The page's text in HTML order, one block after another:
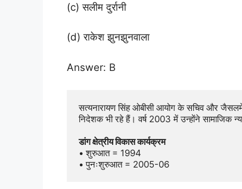
(c) सलीम दुर्रानी
(d) राकेश झुनझुनवाला
Answer: B
सत्यनारायण सिंह ओबीसी आयोग के सचिव और
निदेशक भी रहे हैं। वर्ष 2003 में उन्होंने सामाजिक
डांग क्षेत्रीय विकास कार्यक्रम
• शुरुआत = 1994
• पुनःशुरुआत = 2005-06